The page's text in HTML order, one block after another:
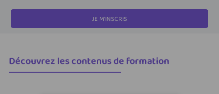
JE M'INSCRIS
Découvrez les contenus de formation